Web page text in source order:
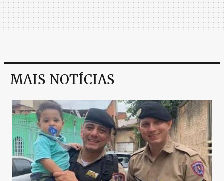
atacante a apostar na mudança de ares. Durante as
férias, o treinador corintiano até conversou com o
jogador por telefone, para explicar-lhe o projeto e
A possível negociação de Luan divide opiniões
dentro do próprio clube. Enquanto uns defendem a
venda em definitivo para recuperar o investimento
ao longo dos anos, outros temem a queda técnica
que a equipe poderia ter com a saída dele. O
jogador vem sendo titular com praticamente todos
os treinadores que passaram pela Cidade do Galo e
é considerado pela fundamental para a função de
beirada de campo, uma das carências no futebol
nacional.
MAIS NOTÍCIAS